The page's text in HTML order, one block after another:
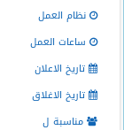
المدونة
نظام العمل
ساعات العمل
تاريخ الاعلان
تاريخ الاغلاق
مناسبة ل